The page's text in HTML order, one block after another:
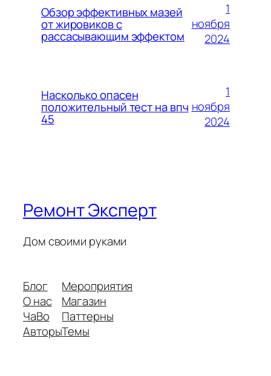
Обзор эффективных мазей
от жировиков с
рассасывающим эффектом
1
ноября
2024
Насколько опасен
положительный тест на впч
45
1
ноября
2024
Ремонт Эксперт
Дом своими руками
Блог
О нас
ЧаВо
Авторы
Мероприятия
Магазин
Паттерны
Темы